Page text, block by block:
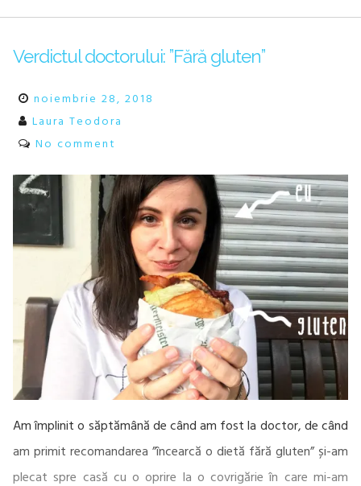
Verdictul doctorului: ”Fără gluten”
noiembrie 28, 2018
Laura Teodora
No comment
Am împlinit o săptămână de când am fost la doctor, de când
am primit recomandarea ”încearcă o dietă fără gluten” și-am
plecat spre casă cu o oprire la o covrigărie în care mi-am